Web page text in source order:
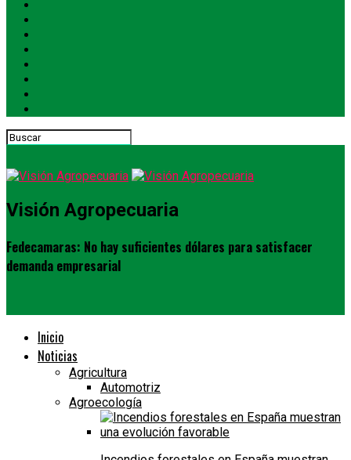
Visión Agropecuaria
Fedecamaras: No hay suficientes dólares para satisfacer
demanda empresarial
Inicio
Noticias
Agricultura
Automotriz
Agroecología